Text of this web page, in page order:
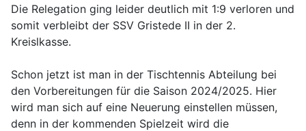
Die Relegation ging leider deutlich mit 1:9 verloren und
somit verbleibt der SSV Gristede II in der 2.
Kreislkasse.
Schon jetzt ist man in der Tischtennis Abteilung bei
den Vorbereitungen für die Saison 2024/2025. Hier
wird man sich auf eine Neuerung einstellen müssen,
denn in der kommenden Spielzeit wird die